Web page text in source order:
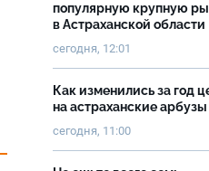
популярную крупную
в Астраханской области
сегодня, 12:01
Как изменились за год
на астраханские арбузы
сегодня, 11:00